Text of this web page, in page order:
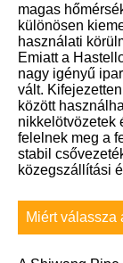
magas
különösen
használati
Emiatt a
nagy igényű
vált.
között
nikkelötvözetek
felelnek meg a
stabil
közegszállítási
Miért válassza